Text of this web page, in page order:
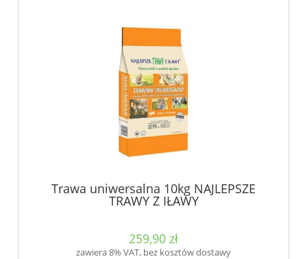
Trawa uniwersalna 10kg NAJLEPSZE
TRAWY Z IŁAWY
259,90 zł
zawiera 8% VAT, bez kosztów dostawy